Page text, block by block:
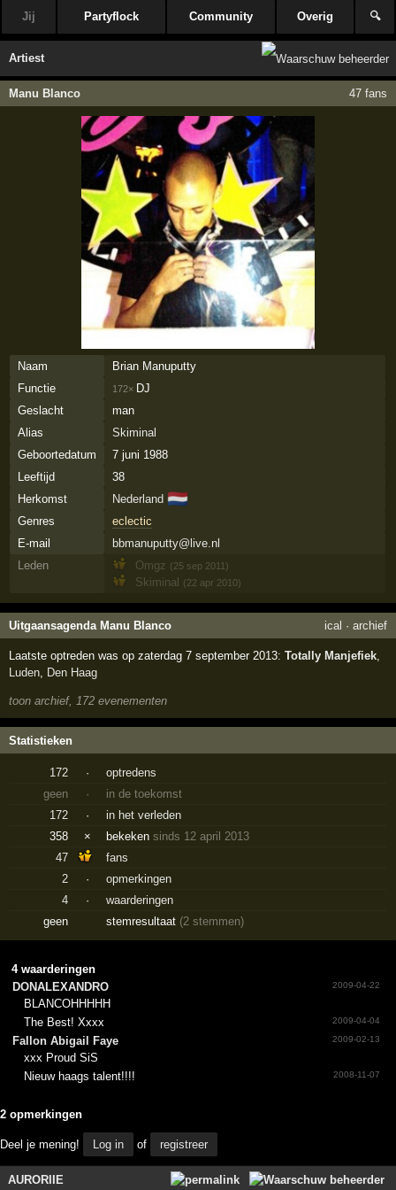
Jij Partyflock Community Overig 🔍
Artiest
Manu Blanco 47 fans
Naam
Brian Manuputty
Functie
172× DJ
Geslacht
man
Alias
Skiminal
Geboortedatum
7 juni 1988
Leeftijd
38
Herkomst
Nederland 🇳🇱
Genres
eclectic
E-mail
bbmanuputty@live.nl
Leden
Omgz (25 sep 2011)
Skiminal (22 apr 2010)
Uitgaansagenda Manu Blanco ical · archief
Laatste optreden was op zaterdag 7 september 2013:Totally Manjefiek,
Luden, Den Haag
toon archief, 172 evenementen
Statistieken
172 ·
optredens
geen
·
in de toekomst
172
·
in het verleden
358
× bekekensinds 12 april 2013
47
fans
2
·
opmerkingen
4
·
waarderingen
geen
stemresultaat (2 stemmen)
4 waarderingen
DONALEXANDRO
2009-04-22
BLANCOHHHHH
2009-04-04
The Best! Xxxx
Fallon Abigail Faye
2009-02-13
xxx Proud SiS
2008-11-07
Nieuw haags talent!!!!
2 opmerkingen
Deel je mening! Log in of registreer
AURORIIE